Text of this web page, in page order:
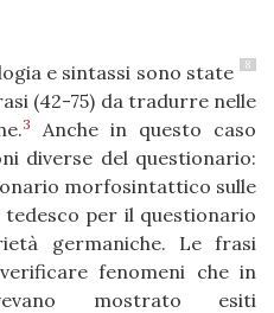
8
e sintassi sono state
(42-75) da tradurre nelle
3
Anche in questo caso
diverse del questionario:
morfosintattico sulle
per il questionario
germaniche. Le frasi
fenomeni che in
mostrato esiti